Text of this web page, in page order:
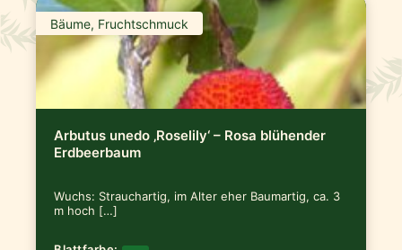
Bäume, Fruchtschmuck
Arbutus unedo ‚Roselily‘ – Rosa blühender
Erdbeerbaum
Wuchs: Strauchartig, im Alter eher Baumartig, ca. 3
m hoch […]